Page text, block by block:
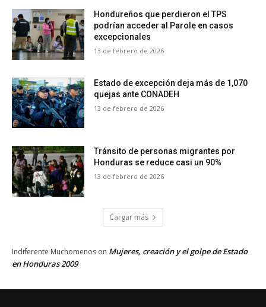
Hondureños que perdieron el TPS
podrían acceder al Parole en casos
excepcionales
13 de febrero de 2026
Estado de excepción deja más de 1,070
quejas ante CONADEH
13 de febrero de 2026
Tránsito de personas migrantes por
Honduras se reduce casi un 90%
13 de febrero de 2026
Cargar más
Indiferente Muchomenos on Mujeres, creación y el golpe de Estado
en Honduras 2009